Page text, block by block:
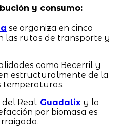
y consumo:
se organiza en cinco
las rutas de transporte y
como Becerril y
estructuralmente de la
temperaturas.
Real, Guadalixy la
por biomasa es